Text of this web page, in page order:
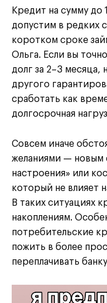
Кредит на сумму до
допустим в редких
коротком сроке
Ольга. Если вы
долг за 2–3 месяца,
другого
сработать как
долгосрочная
Совсем иначе
желаниями — новым
настроения» или
который не влияет
В таких ситуациях
накоплениям.
потребительские
пожить в более
переплачивать